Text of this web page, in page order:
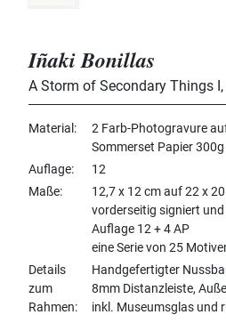
Iñaki Bonillas
A Storm of Secondary Things I ,
Material
2 Farb-Photogravure
Sommerset Papier 300g
Auflage
12
Maße
12,7 x 12 cm auf 22 x
vorderseitig signiert
Auflage 12 + 4 AP
eine Serie von 25
Details
zum
Rahmen
Handgefertigter
8mm Distanzleiste,
inkl. Museumsglas und